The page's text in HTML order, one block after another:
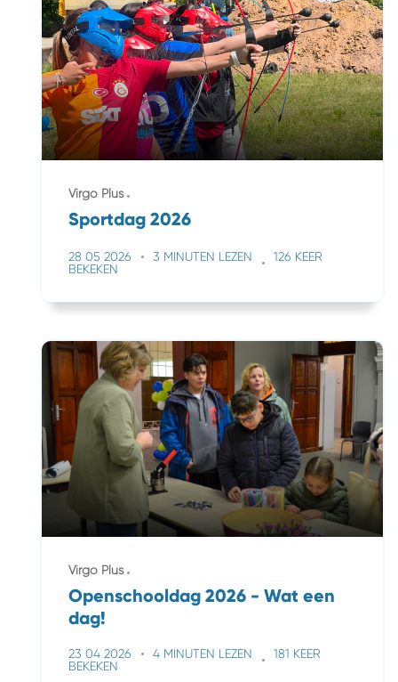
Virgo Plus
Sportdag 2026
28 05 2026 3 MINUTEN LEZEN
126 KEER
BEKEKEN
Virgo Plus
Openschooldag 2026 - Wat een
dag!
23 04 2026 4 MINUTEN LEZEN
181 KEER
BEKEKEN